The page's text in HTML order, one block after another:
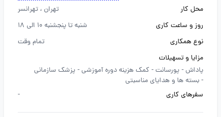
محل کار
تهران ، تهرانسر
روز و ساعت کاری
شنبه تا پنجشنبه 10 الی 18
نوع همکاری
تمام وقت
مزایا و تسهیلات
پاداش - پورسانت - کمک هزینه دوره آموزشی - پزشک سازمانی
-بسته ها و هدایای مناسبتی
سفرهای کاری
-